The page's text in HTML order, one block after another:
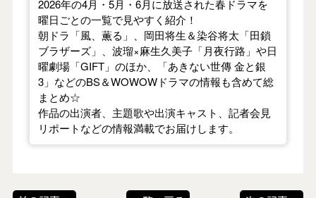
2026年の4月・5月・6月に放送された春ドラマを
曜日ごとの一覧で見やすく紹介！
朝ドラ「風、薫る」、岡田将生＆染谷将太「田鎖
ブラザーズ」、波瑠×麻生久美子「月夜行路」や日
曜劇場「GIFT」のほか、「あきない世傳 金と銀
3」などのBS＆WOWOWドラマの情報も含めて総
まとめ☆
作品の出演者、主題歌や出演キャスト、記者会見
リポートなどの情報満載でお届けします。